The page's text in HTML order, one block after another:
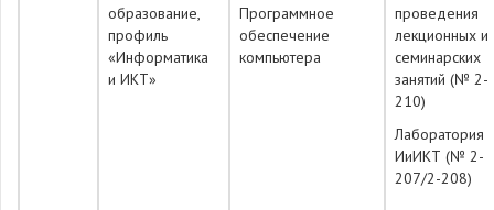
образование,
профиль
«Информатика
и ИКТ»
Программное
обеспечение
компьютера
проведения
лекционных и
семинарских
занятий (№ 2-
210)
Лаборатория
ИиИКТ (№ 2-
207/2-208)